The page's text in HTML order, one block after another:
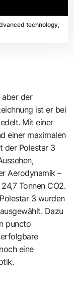
technology,
aber der
ist er bei
Mit einer
einer maximalen
der Polestar 3
Aerodynamik –
Tonnen CO2.
3 wurden
Dazu
puncto
eine